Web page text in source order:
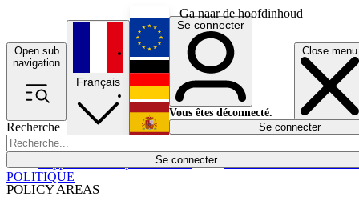
Ga naar de hoofdinhoud
Open sub
navigation
Close menu
Recherche
Se connecter
POLICY AREAS
Économie
Français
English
Deutsch
Español
Se connecter
Vous êtes déconnecté.
Se connecter
POLITIQUE